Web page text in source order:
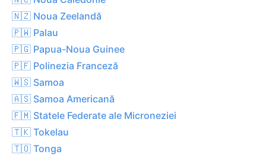
🇳🇿 Noua Zeelandă
🇵🇼 Palau
🇵🇬 Papua-Noua Guinee
🇵🇫 Polinezia Franceză
🇼🇸 Samoa
🇦🇸 Samoa Americană
🇫🇲 Statele Federate ale Microneziei
🇹🇰 Tokelau
🇹🇴 Tonga